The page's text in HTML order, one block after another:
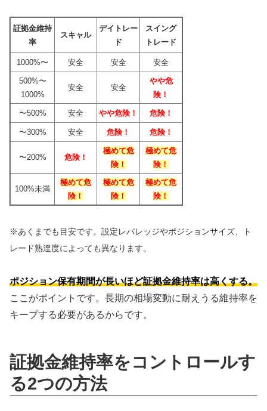
証拠金維持
率
スキャル
デイトレー
ド
スイング
トレード
1000%〜 安全 安全 安全
500%〜
1000%
安全 安全
やや危
険！
〜500% 安全 やや危険！ 危険！
〜300% 安全 危険！ 危険！
〜200% 危険！
極めて危
険！
極めて危
険！
100%未満
極めて危
険！
極めて危
険！
極めて危
険！
※あくまでも目安です。設定レバレッジやポジションサイズ、ト
レード熟達度によっても異なります。
ポジション保有期間が長いほど証拠金維持率は高くする。
ここがポイントです。長期の相場変動に耐えうる維持率を
キープする必要があるからです。
証拠金維持率をコントロールす
る2つの方法